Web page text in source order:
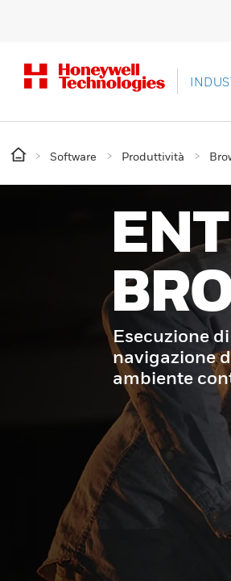
Software Produttività
Esecuzione
navigazione
ambiente